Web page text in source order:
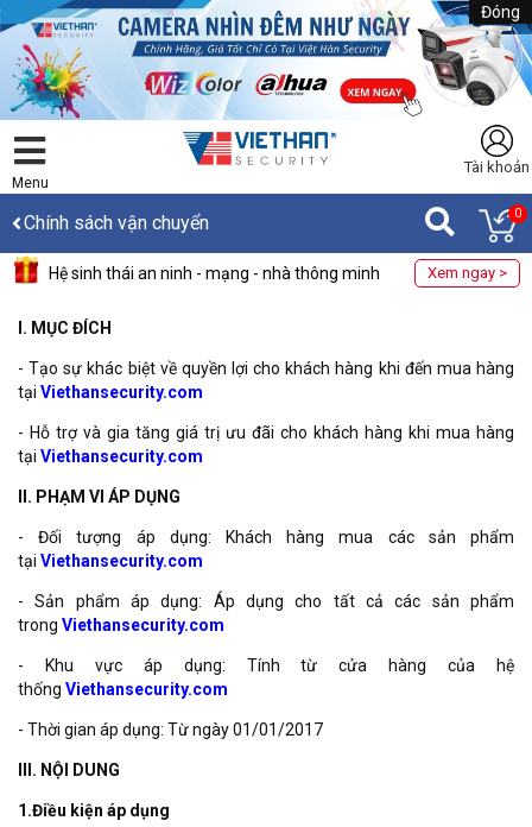
Đóng
Menu
Tài khoản
Chính sách vận chuyển 0
Hệ sinh thái an ninh - mạng - nhà thông minh Xem ngay >
I. MỤC ĐÍCH
- Tạo sự khác biệt về quyền lợi cho khách hàng khi đến mua hàng
tại Viethansecurity.com
- Hỗ trợ và gia tăng giá trị ưu đãi cho khách hàng khi mua hàng
tại Viethansecurity.com
II. PHẠM VI ÁP DỤNG
- Đối tượng áp dụng: Khách hàng mua các sản phẩm
tại Viethansecurity.com
- Sản phẩm áp dụng: Áp dụng cho tất cả các sản phẩm
trong Viethansecurity.com
- Khu vực áp dụng: Tính từ cửa hàng của hệ
thống Viethansecurity.com
- Thời gian áp dụng: Từ ngày 01/01/2017
III. NỘI DUNG
1.Điều kiện áp dụng